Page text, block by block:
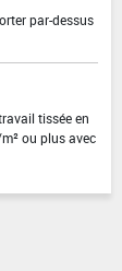
par-dessus
tissée en
ou plus avec